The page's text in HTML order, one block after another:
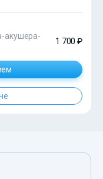
акушера-
1 700 ₽